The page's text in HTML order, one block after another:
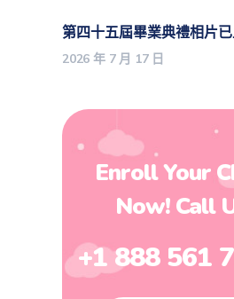
第四十五屆畢業典禮相片
2026 年 7 月 17 日
Enroll Your
Now! Call
+1 888 561